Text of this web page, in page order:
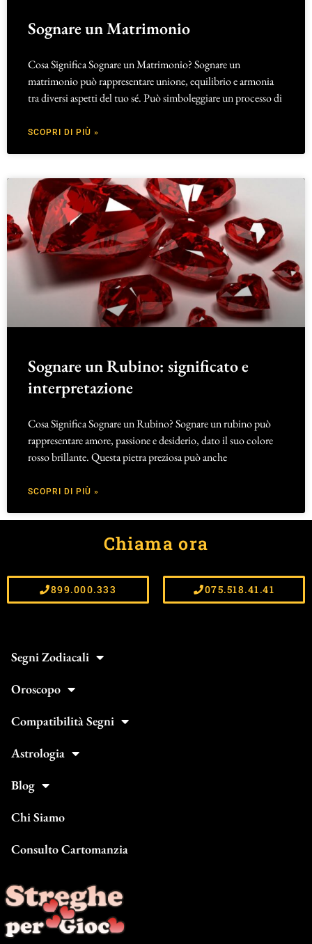
Sognare un Matrimonio
Cosa Significa Sognare un Matrimonio? Sognare un
matrimonio può rappresentare unione, equilibrio e armonia
tra diversi aspetti del tuo sé. Può simboleggiare un processo di
SCOPRI DI PIÙ »
Sognare un Rubino: significato e
interpretazione
Cosa Significa Sognare un Rubino? Sognare un rubino può
rappresentare amore, passione e desiderio, dato il suo colore
rosso brillante. Questa pietra preziosa può anche
SCOPRI DI PIÙ »
Chiama ora
899.000.333 075.518.41.41
Segni Zodiacali
Oroscopo
Compatibilità Segni
Astrologia
Blog
Chi Siamo
Consulto Cartomanzia